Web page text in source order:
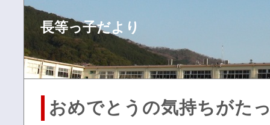
長等っ子だより
おめでとうの気持ちがた